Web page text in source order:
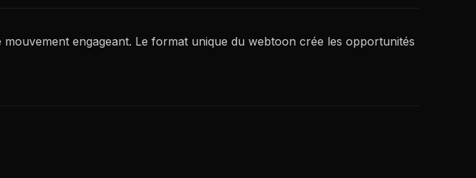
engageant. Le format unique du webtoon crée les opportunités